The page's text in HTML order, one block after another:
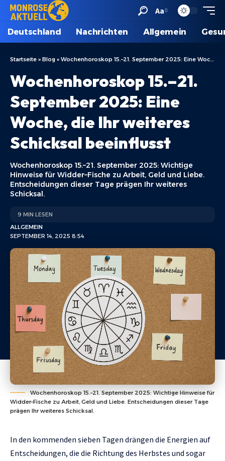
Aa
Deutschland Nachrichten Allgemein
Startseite » Blog » Wochenhoroskop 15.–21. September 2025: Eine Woche, die Ihr weiteres Schicksal beeinflusst
Wochenhoroskop 15.–21.
September 2025: Eine
Woche, die Ihr weiteres
Schicksal beeinflusst
Wochenhoroskop 15.–21. September 2025: Wichtige
Hinweise für Widder–Fische zu Arbeit, Geld und Liebe.
Entscheidungen dieser Tage prägen Ihr weiteres
Schicksal.
SEPTEMBER 14, 2025 8:54
ALLGEMEIN
9 MIN LESEN
Wochenhoroskop 15.–21. September 2025: Wichtige Hinweise für
Widder–Fische zu Arbeit, Geld und Liebe. Entscheidungen dieser Tage
prägen Ihr weiteres Schicksal.
In den kommenden sieben Tagen drängen die Energien auf
Entscheidungen, die die Richtung des Herbstes und sogar